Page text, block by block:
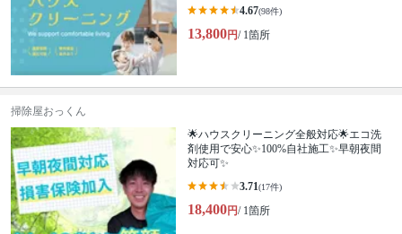
4.67(98件)
13,800円/ 1箇所
掃除屋おっくん
🌟ハウスクリーニング全般対応🌟エコ洗
剤使用で安心✨100%自社施工✨早朝夜間
対応可✨
3.71(17件)
18,400円/ 1箇所